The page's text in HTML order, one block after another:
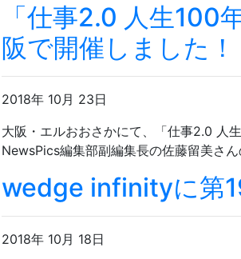
「仕事2.0 人生100
阪で開催しました！
2018年 10月 23日
大阪・エルおおさかにて、「仕事2.0 人
NewsPics編集部副編集長の佐藤留美さ
wedge infinityに第
2018年 10月 18日